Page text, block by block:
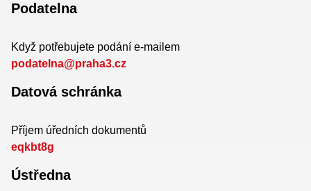
Podatelna
Když potřebujete podání e-mailem
podatelna@praha3.cz
Datová schránka
Příjem úředních dokumentů
eqkbt8g
Ústředna